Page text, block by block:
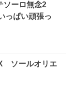
ソーロ無念2
っぱい頑張っ
X ソールオリエ